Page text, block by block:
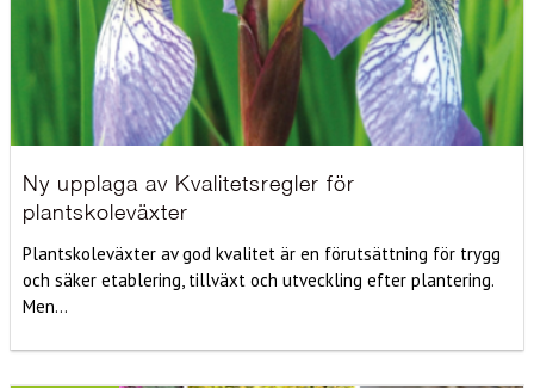
Ny upplaga av Kvalitetsregler för
plantskoleväxter
Plantskoleväxter av god kvalitet är en förutsättning för trygg
och säker etablering, tillväxt och utveckling efter plantering.
Men...